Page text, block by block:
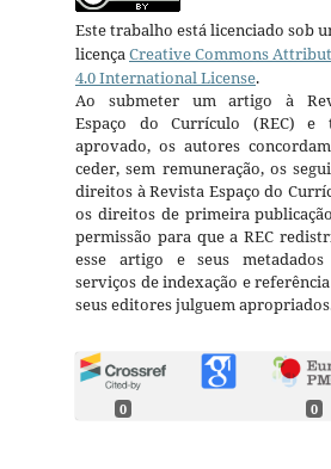
Este trabalho está licenciado sob
licençaCreative Commons
4.0 International License.
Ao submeter um artigo à
Espaço do Currículo (REC) e
aprovado, os autores
ceder, sem remuneração, os
direitos à Revista Espaço do
os direitos de primeira
permissão para que a REC
esse artigo e seus metadados
serviços de indexação e
seus editores julguem
0 0